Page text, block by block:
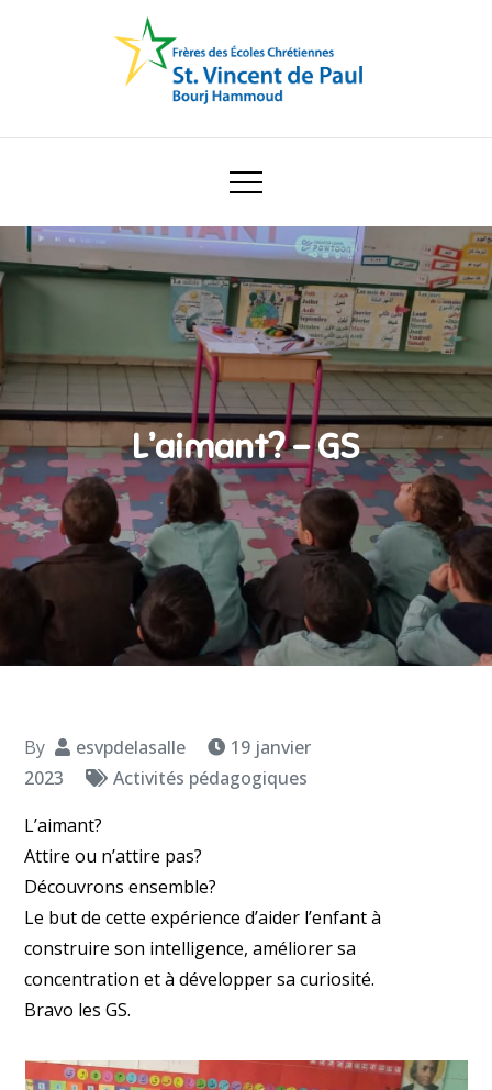
Ecole Saint Vincent de Paul
L’aimant? – GS
By esvpdelasalle
19 janvier
2023
Activités pédagogiques
L’aimant?
Attire ou n’attire pas?
Découvrons ensemble?
Le but de cette expérience d’aider l’enfant à
construire son intelligence, améliorer sa
concentration et à développer sa curiosité.
Bravo les GS.